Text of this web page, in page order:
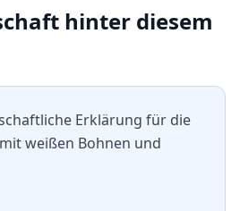
hinter diesem
Erklärung für die
weißen Bohnen und